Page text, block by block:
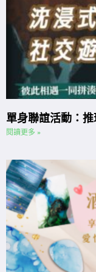
單身聯誼活動：
閱讀更多 »